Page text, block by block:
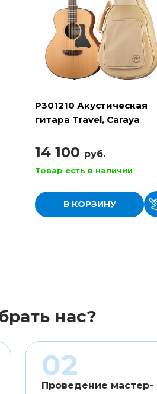
P301210 Акустическая
гитара Travel, Caraya
14 100 руб.
Товар есть в наличии
В КОРЗИНУ
нас?
Проведение мастер-